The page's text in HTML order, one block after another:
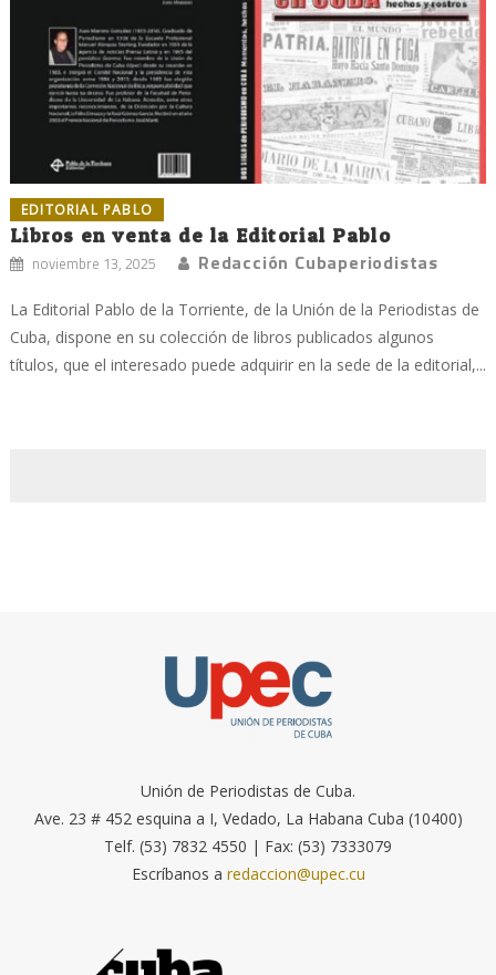
EDITORIAL PABLO
Libros en venta de la Editorial Pablo
noviembre 13, 2025 Redacción Cubaperiodistas
La Editorial Pablo de la Torriente, de la Unión de la Periodistas de
Cuba, dispone en su colección de libros publicados algunos
títulos, que el interesado puede adquirir en la sede de la editorial,...
Unión de Periodistas de Cuba.
Ave. 23 # 452 esquina a I, Vedado, La Habana Cuba (10400)
Telf. (53) 7832 4550 | Fax: (53) 7333079
Escríbanos a redaccion@upec.cu